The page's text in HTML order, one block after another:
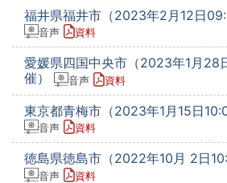
福井県福井市（2023年2月12日
音声 資料
愛媛県四国中央市（2023年1月28
催）
音声 資料
東京都青梅市（2023年1月15日
音声 資料
徳島県徳島市（2022年10月 2日
音声 資料